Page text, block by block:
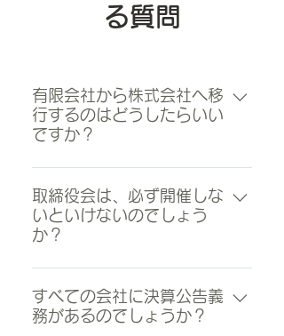
る質問
有限会社から株式会社へ移
行するのはどうしたらいい
ですか？
まず、株主総会において、商号中
に「株式会社」の文字を用いたも
のに変更する旨の定款変更決議を
します。 次に、その決議に基づ
ついての設立の登記の手続きをす
ることになります。 株式会社への
取締役会は、必ず開催しな
いといけないのでしょう
か？
取締役会は、定款に定めれば、実
際に会議を開かずに書面上で決議
すること（いわゆる「書面決
すべての会社に決算公告義
務があるのでしょうか？